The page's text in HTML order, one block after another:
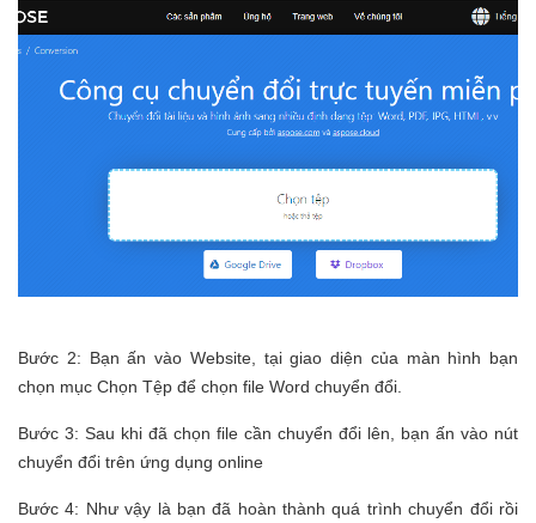
Bước 2: Bạn ấn vào Website, tại giao diện của màn hình bạn
chọn mục Chọn Tệp để chọn file Word chuyển đổi.
Bước 3: Sau khi đã chọn file cần chuyển đổi lên, bạn ấn vào nút
chuyển đổi trên ứng dụng online
Bước 4: Như vậy là bạn đã hoàn thành quá trình chuyển đổi rồi